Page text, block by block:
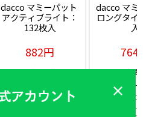
dacco マミーパット
アクティブライト：
132枚入
882円
販売価格(税込)
dacco マミー
ロングタイム
入
764円
販売価格(税